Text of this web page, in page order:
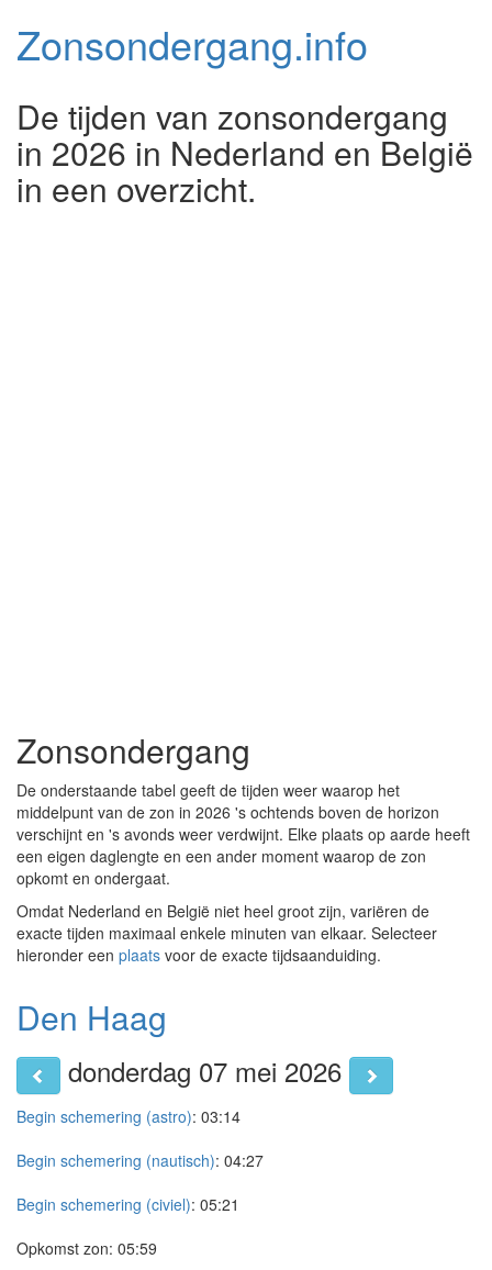
Zonsondergang.info
De tijden van zonsondergang
in 2026 in Nederland en België
in een overzicht.
Zonsondergang
De onderstaande tabel geeft de tijden weer waarop het
middelpunt van de zon in 2026 's ochtends boven de horizon
verschijnt en 's avonds weer verdwijnt. Elke plaats op aarde heeft
een eigen daglengte en een ander moment waarop de zon
opkomt en ondergaat.
Omdat Nederland en België niet heel groot zijn, variëren de
exacte tijden maximaal enkele minuten van elkaar. Selecteer
hieronder een plaats voor de exacte tijdsaanduiding.
Den Haag
donderdag 07 mei 2026
Begin schemering (astro): 03:14
Begin schemering (nautisch): 04:27
Begin schemering (civiel): 05:21
Opkomst zon: 05:59